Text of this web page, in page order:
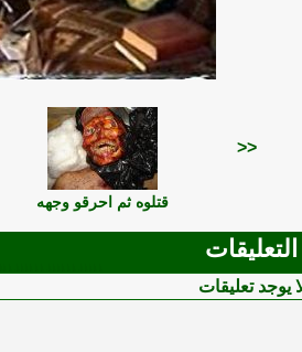
<<
قتلوه ثم احرقو وجهه
التعليقات
يوجد تعليقات